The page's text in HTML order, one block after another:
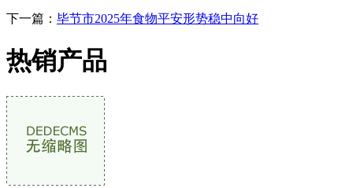
下一篇： 毕节市2025年食物平安形势稳中向好
热销产品